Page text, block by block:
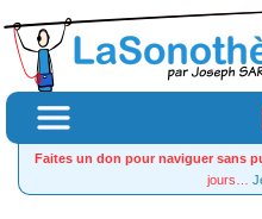
Faites un don pour naviguer sans
jours…